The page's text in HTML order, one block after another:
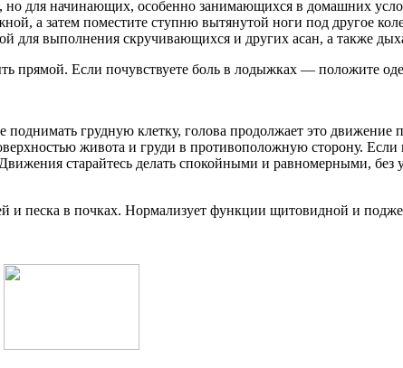
для начинающих, особенно занимающихся в домашних
а затем поместите ступню вытянутой ноги под другое
для выполнения скручивающихся и других асан, а также
прямой. Если почувствуете боль в лодыжках — положите
грудную клетку, голова продолжает это движение
живота и груди в противоположную сторону. Если
старайтесь делать спокойными и равномерными,
и песка в почках. Нормализует функции щитовидной и